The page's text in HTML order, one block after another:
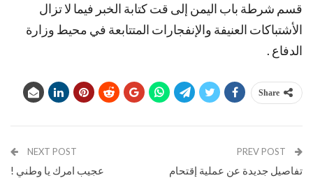
قسم شرطة باب اليمن إلى قت كتابة الخبر فيما لا تزال
الأشتباكات العنيفة والإنفجارات المتتابعة في محيط وزارة
الدفاع .
Share
تفاصيل جديدة عن عملية إقتحام
NEXT POST
عجيب امرك يا وطني !